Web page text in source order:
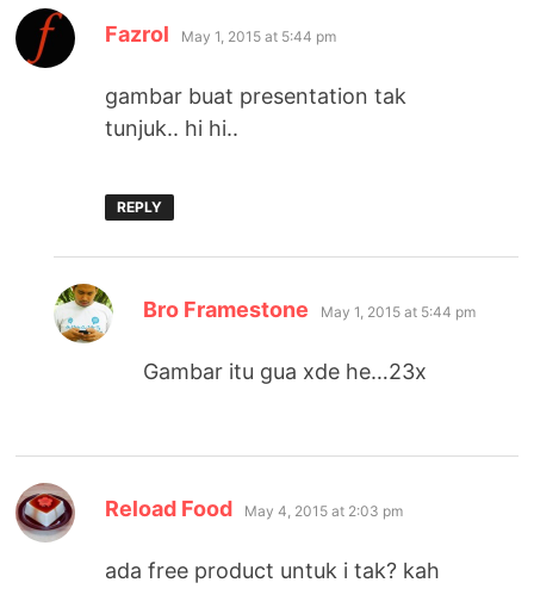
Fazrol says:
May 1, 2015 at 5:44 pm
gambar buat presentation tak
tunjuk.. hi hi..
REPLY
Bro Framestone says:
May 1, 2015 at 5:44 pm
Gambar itu gua xde he…23x
Reload Food says:
May 4, 2015 at 2:03 pm
ada free product untuk i tak? kah